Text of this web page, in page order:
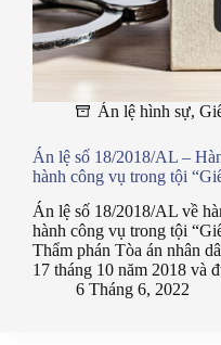
Án lệ hình sự,
Án lệ số 18/2018/AL –
hành công vụ trong tội
Án lệ số 18/2018/AL về
hành công vụ trong tội
Thẩm phán Tòa án nhân
17 tháng 10 năm 2018 và
6 Tháng 6, 2022